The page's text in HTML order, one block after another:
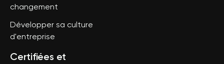
changement
Développer sa culture
d'entreprise
Certifiées et